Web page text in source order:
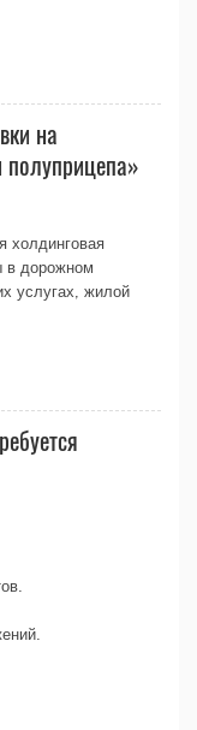
на
холдинговая
в дорожном
услугах, жилой